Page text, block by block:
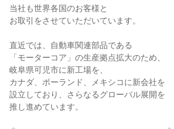
当社も世界各国のお客様と
お取引をさせていただいています。
直近では、自動車関連部品である
「モーターコア」の生産拠点拡大のため、
岐阜県可児市に新工場を、
カナダ、ポーランド、メキシコに新会社を
設立しており、さらなるグローバル展開を
推し進めています。